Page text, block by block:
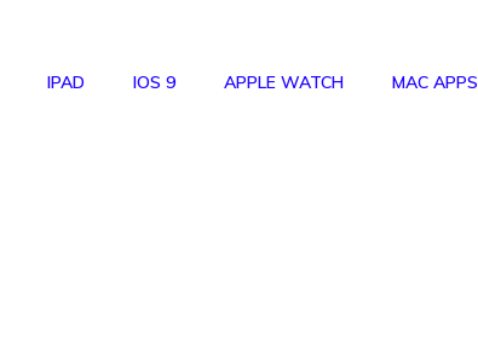
IPAD IOS 9 APPLE WATCH MAC APPS